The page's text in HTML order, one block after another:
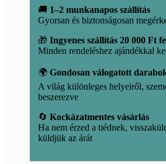
mennyiség
🚚 1–2 munkanapos szállítás
Gyorsan és biztonságosan
🎁Ingyenes szállítás 20 000 Ft
Minden rendeléshez ajándékkal
🌍Gondosan válogatott
A világ különleges helyeiről,
beszerezve
🔄Kockázatmentes vásárlás
Ha nem érzed a tiédnek,
küldjük az árát